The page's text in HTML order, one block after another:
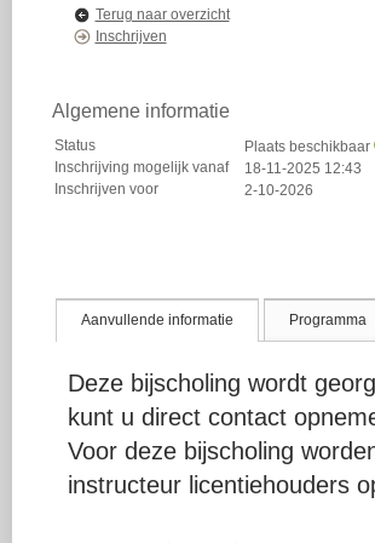
Terug naar overzicht
Inschrijven
Algemene informatie
Status
Plaats beschikbaar
Inschrijving mogelijk vanaf
18-11-2025 12:43
Inschrijven voor
2-10-2026
Aanvullende informatie Programma
Deze bijscholing wordt
kunt u direct contact
Voor deze bijscholing
instructeur licentiehouders